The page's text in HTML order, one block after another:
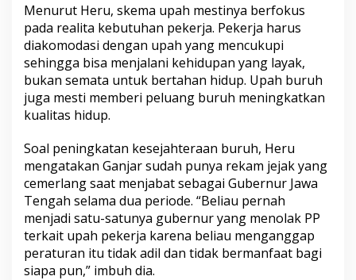
Menurut Heru, skema upah mestinya berfokus
pada realita kebutuhan pekerja. Pekerja harus
diakomodasi dengan upah yang mencukupi
sehingga bisa menjalani kehidupan yang layak,
bukan semata untuk bertahan hidup. Upah buruh
juga mesti memberi peluang buruh meningkatkan
kualitas hidup.
Soal peningkatan kesejahteraan buruh, Heru
mengatakan Ganjar sudah punya rekam jejak yang
cemerlang saat menjabat sebagai Gubernur Jawa
Tengah selama dua periode. “Beliau pernah
menjadi satu-satunya gubernur yang menolak PP
terkait upah pekerja karena beliau menganggap
peraturan itu tidak adil dan tidak bermanfaat bagi
siapa pun,” imbuh dia.